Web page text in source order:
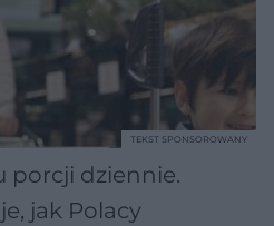
porcji dziennie.
jak Polacy
TEKST SPONSOROWANY